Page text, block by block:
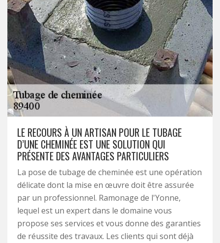
LE RECOURS À UN ARTISAN POUR LE TUBAGE
D’UNE CHEMINÉE EST UNE SOLUTION QUI
PRÉSENTE DES AVANTAGES PARTICULIERS
La pose de tubage de cheminée est une opération
délicate dont la mise en œuvre doit être assurée
par un professionnel. Ramonage de l'Yonne,
lequel est un expert dans le domaine vous
propose ses services et vous donne des garanties
de réussite des travaux. Les clients qui sont déjà